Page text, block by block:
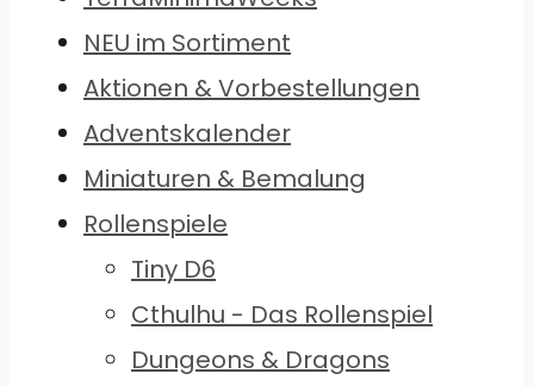
NEU im Sortiment
Aktionen & Vorbestellungen
Adventskalender
Miniaturen & Bemalung
Rollenspiele
Tiny D6
Cthulhu - Das Rollenspiel
Dungeons & Dragons